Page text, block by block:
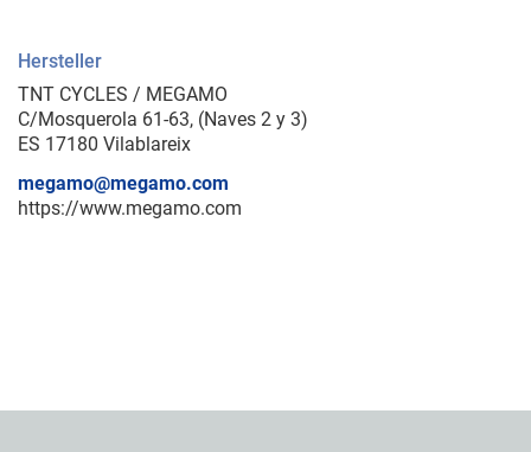
Hersteller
TNT CYCLES / MEGAMO
C/Mosquerola 61-63, (Naves 2 y 3)
ES 17180 Vilablareix
megamo@megamo.com
https://www.megamo.com